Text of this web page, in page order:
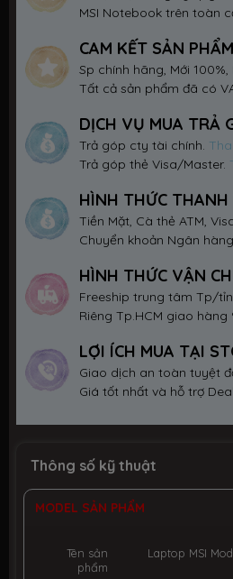
MSI Notebook trên toàn
CAM KẾT SẢN PHẨM
Sp chính hãng, Mới 100%,
Tất cả sản phẩm đã có
DỊCH VỤ MUA TRẢ
Trả góp cty tài chính.
Trả góp thẻ Visa/Master.
HÌNH THỨC
Tiền Mặt, Cà thẻ ATM,
Chuyển khoản Ngân
HÌNH THỨC VẬN
Freeship trung tâm Tp/
Riêng Tp.HCM giao hàng
LỢI ÍCH MUA TẠI
Giao dịch an toàn tuyệt
Giá tốt nhất và hỗ trợ
Thông số kỹ thuật
MODEL SẢN PHẨM
Tên sản
phẩm
Laptop MSI